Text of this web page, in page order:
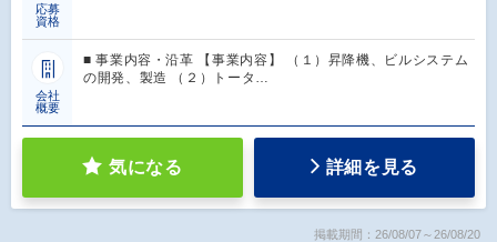
応募
資格
会社
概要
■ 事業内容・沿革 【事業内容】 （１）昇降機、ビルシステム
の開発、製造 （２）トータ…
気になる 詳細を見る
掲載期間：26/08/07～26/08/20